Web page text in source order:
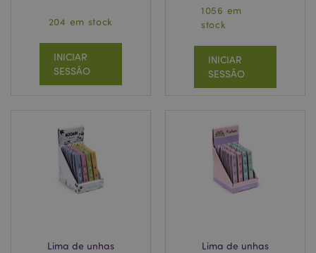
204 em stock
INICIAR
SESSÃO
1056 em
stock
INICIAR
SESSÃO
Lima de unhas
Lima de unhas